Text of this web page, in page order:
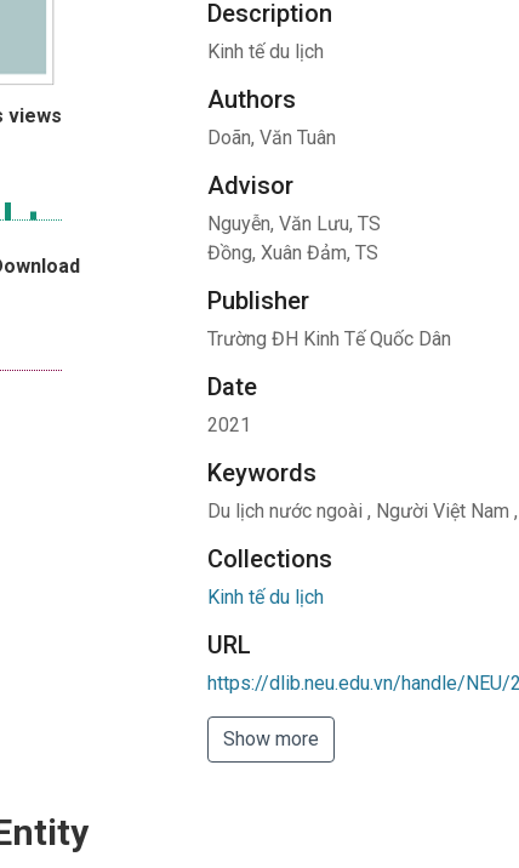
views
Description
Kinh tế du lịch
Authors
Doãn, Văn Tuân
Advisor
Nguyễn, Văn Lưu, TS
Đồng, Xuân Đảm, TS
Publisher
Trường ĐH Kinh Tế Quốc Dân
Date
2021
Keywords
Du lịch nước ngoài , Người Việt Nam ,
Collections
Kinh tế du lịch
URL
https://dlib.neu.edu.vn/handle/NEU/
Show more